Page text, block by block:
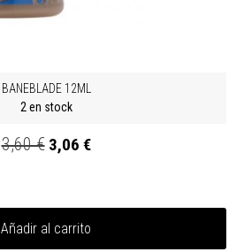
BANEBLADE 12ML
2 en stock
3,60 € 3,06 €
Añadir al carrito